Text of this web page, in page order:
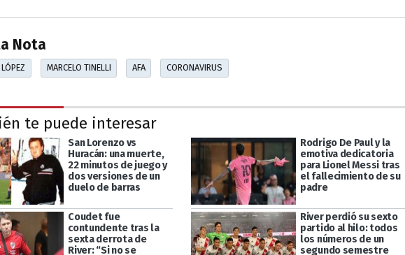
Nota
MARCELO TINELLI AFA CORONAVIRUS
te puede interesar
San Lorenzo vs
Huracán: una muerte,
22 minutos de juego y
dos versiones de un
duelo de barras
Rodrigo De Paul y la
emotiva dedicatoria
para Lionel Messi tras
el fallecimiento de su
padre
Coudet fue
contundente tras la
sexta derrota de
River: “Si no se
River perdió su sexto
partido al hilo: todos
los números de un
segundo semestre